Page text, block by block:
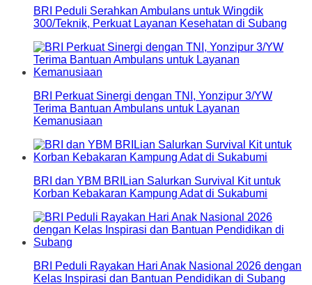
BRI Peduli Serahkan Ambulans untuk Wingdik
300/Teknik, Perkuat Layanan Kesehatan di Subang
BRI Perkuat Sinergi dengan TNI, Yonzipur 3/YW
Terima Bantuan Ambulans untuk Layanan
Kemanusiaan
BRI dan YBM BRILian Salurkan Survival Kit untuk
Korban Kebakaran Kampung Adat di Sukabumi
BRI Peduli Rayakan Hari Anak Nasional 2026 dengan
Kelas Inspirasi dan Bantuan Pendidikan di Subang